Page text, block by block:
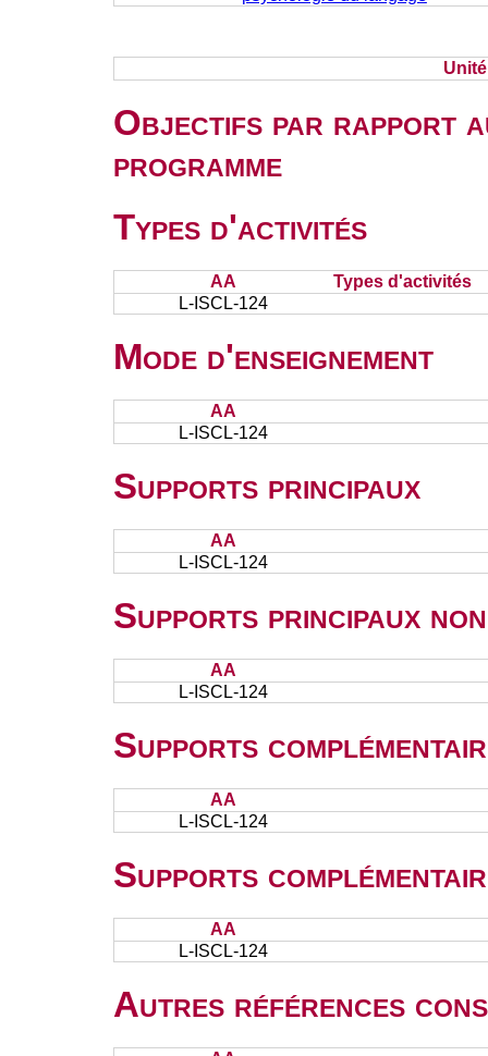
Objectifs par rapport
programme
Types d'activités
AA
Types d'activités
L-ISCL-124
Mode d'enseignement
AA
L-ISCL-124
Supports principaux
AA
L-ISCL-124
Supports principaux
AA
L-ISCL-124
Supports
AA
L-ISCL-124
Supports
AA
L-ISCL-124
Autres références